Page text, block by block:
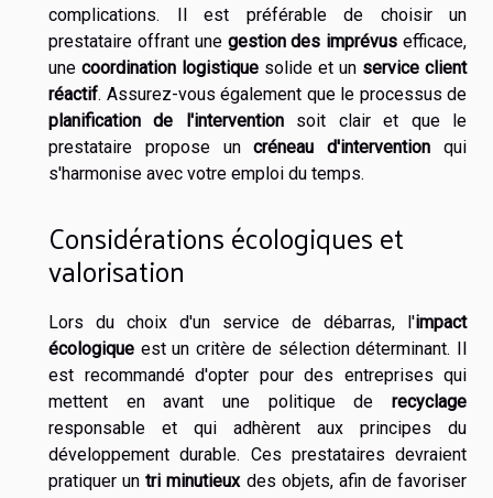
complications. Il est préférable de choisir un
prestataire offrant une gestion des imprévus efficace,
une coordination logistique solide et un service client
réactif. Assurez-vous également que le processus de
planification de l'interventionsoit clair et que le
prestataire propose uncréneau d'intervention qui
s'harmonise avec votre emploi du temps.
Considérations écologiques et
valorisation
Lors du choix d'un service de débarras, l'impact
écologique est un critère de sélection déterminant. Il
est recommandé d'opter pour des entreprises qui
mettent en avant une politique de recyclage
responsable et qui adhèrent aux principes du
développement durable. Ces prestataires devraient
pratiquer untri minutieuxdes objets, afin de favoriser